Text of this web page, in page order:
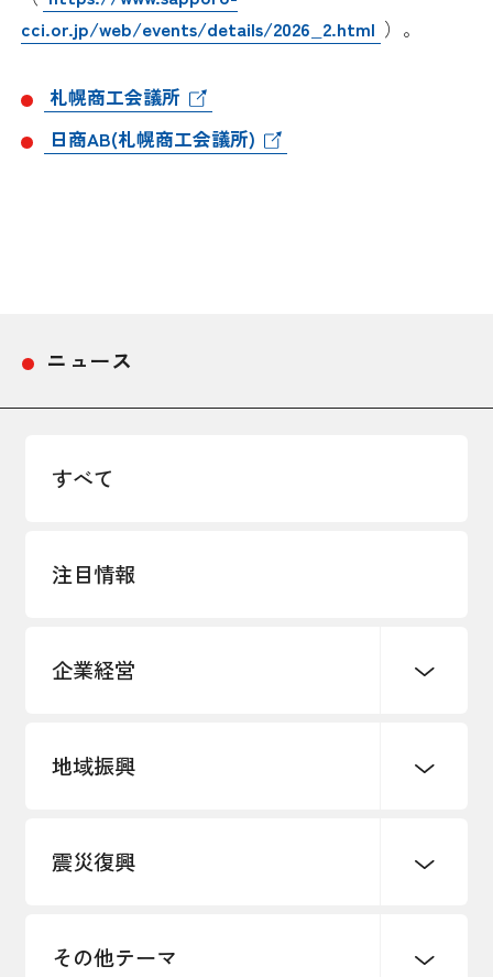
採用情報
アクセス
所信
cci.or.jp/web/events/details/2026_2.html ）。
札幌商工会議所
日商AB(札幌商工会議所)
ニュース
すべて
注目情報
企業経営
創業
事業承継・引継ぎ支援
雇用・労働・人材確保
地域振興
まちづくり
震災復興
令和６年能登半島地震関連
その他テーマ